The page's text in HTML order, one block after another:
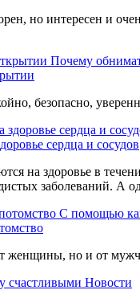
но интересен и
Почему
безопасно,
сердца и сосудов
на здоровье в
заболеваний. А
C помощью
женщины, но и от
счастливыми Новости